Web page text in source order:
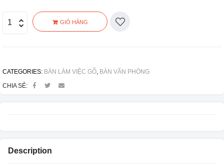
GIỎ HÀNG
CATEGORIES: BÀN LÀM VIỆC GỖ, BÀN VĂN PHÒNG
CHIA SẺ:
Description